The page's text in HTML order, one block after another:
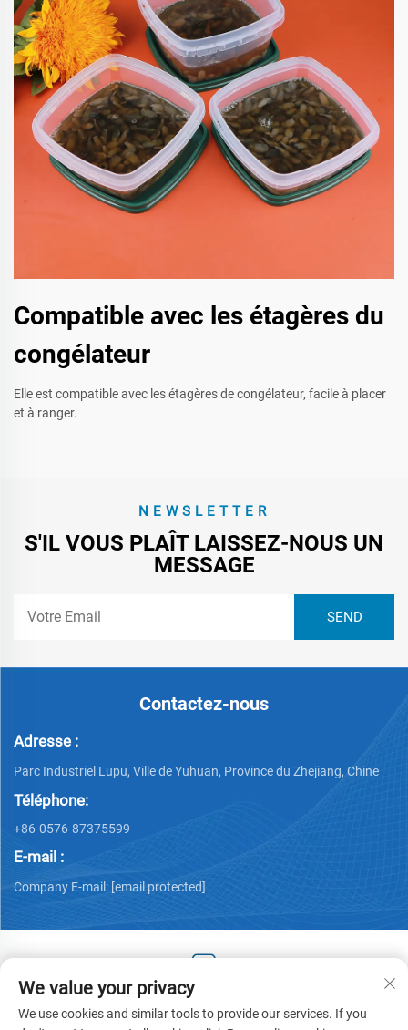
Compatible avec les étagères du
congélateur
Elle est compatible avec les étagères de congélateur, facile à placer
et à ranger.
NEWSLETTER
S'IL VOUS PLAÎT LAISSEZ-NOUS UN
MESSAGE
Contactez-nous
Adresse :
Parc Industriel Lupu, Ville de Yuhuan, Province du Zhejiang, Chine
Téléphone:
+86-0576-87375599
E-mail :
Company E-mail: [email protected]
Droits d'auteur © 2025 par Zhejiang Hengjiang Plastic Co., Ltd.
We value your privacy
We use cookies and similar tools to provide our services. If you